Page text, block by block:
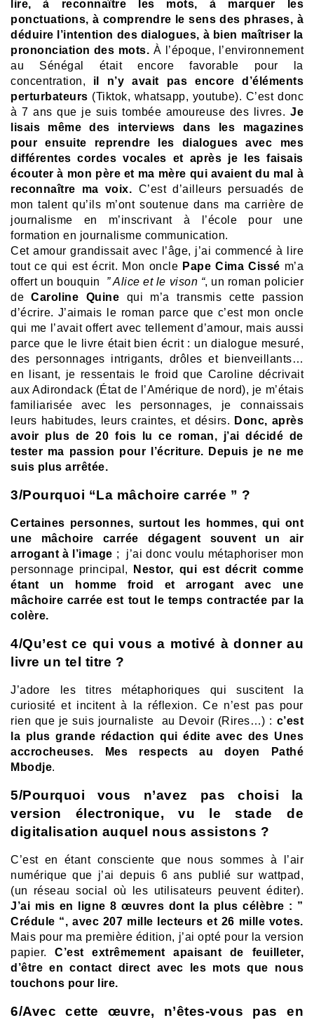
lire, à reconnaître les mots, à marquer les
ponctuations, à comprendre le sens des phrases, à
déduire l’intention des dialogues, à bien maîtriser la
prononciation des mots. À l’époque, l’environnement
au Sénégal était encore favorable pour la
concentration, il n’y avait pas encore d’éléments
perturbateurs (Tiktok, whatsapp, youtube). C’est donc
à 7 ans que je suis tombée amoureuse des livres. Je
lisais même des interviews dans les magazines
pour ensuite reprendre les dialogues avec mes
différentes cordes vocales et après je les faisais
écouter à mon père et ma mère qui avaient du mal à
reconnaître ma voix. C’est d’ailleurs persuadés de
mon talent qu’ils m’ont soutenue dans ma carrière de
journalisme en m’inscrivant à l’école pour une
formation en journalisme communication.
Cet amour grandissait avec l’âge, j’ai commencé à lire
tout ce qui est écrit. Mon oncle Pape Cima Cissé m’a
offert un bouquin
” Alice et le vison “, un roman policier
deCaroline Quine qui m’a transmis cette passion
d’écrire. J’aimais le roman parce que c’est mon oncle
qui me l’avait offert avec tellement d’amour, mais aussi
parce que le livre était bien écrit : un dialogue mesuré,
des personnages intrigants, drôles et bienveillants…
en lisant, je ressentais le froid que Caroline décrivait
aux Adirondack (État de l’Amérique de nord), je m’étais
familiarisée avec les personnages, je connaissais
leurs habitudes, leurs craintes, et désirs. Donc, après
avoir plus de 20 fois lu ce roman, j’ai décidé de
tester ma passion pour l’écriture. Depuis je ne me
suis plus arrêtée.
3/Pourquoi “La mâchoire carrée ” ?
Certaines personnes, surtout les hommes, qui ont
une mâchoire carrée dégagent souvent un air
arrogant à l’image ; j’ai donc voulu métaphoriser mon
personnage principal,
Nestor, qui est décrit comme
étant un homme froid et arrogant avec une
mâchoire carrée est tout le temps contractée par la
colère.
4/Qu’est ce qui vous a motivé à donner au
livre un tel titre ?
J’adore les titres métaphoriques qui suscitent la
curiosité et incitent à la réflexion. Ce n’est pas pour
rien que je suis journaliste au Devoir (Rires…) : c’est
la plus grande rédaction qui édite avec des Unes
accrocheuses. Mes respects au doyen Pathé
Mbodje.
5/Pourquoi vous n’avez pas choisi la
version électronique, vu le stade de
digitalisation auquel nous assistons ?
C’est en étant consciente que nous sommes à l’air
numérique que j’ai depuis 6 ans publié sur wattpad,
(un réseau social où les utilisateurs peuvent éditer).
J’ai mis en ligne 8 œuvres dont la plus célèbre : ”
Crédule “, avec 207 mille lecteurs et 26 mille votes.
Mais pour ma première édition, j’ai opté pour la version
papier.C’est extrêmement apaisant de feuilleter,
d’être en contact direct avec les mots que nous
touchons pour lire.
6/Avec cette œuvre, n’êtes-vous pas en